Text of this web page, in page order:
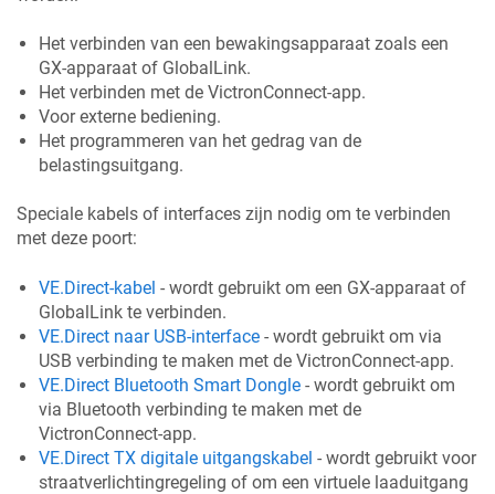
Het verbinden van een bewakingsapparaat zoals een
GX-apparaat of GlobalLink.
Het verbinden met de VictronConnect-app.
Voor externe bediening.
Het programmeren van het gedrag van de
belastingsuitgang.
Speciale kabels of interfaces zijn nodig om te verbinden
met deze poort:
VE.Direct-kabel - wordt gebruikt om een GX-apparaat of
GlobalLink te verbinden.
VE.Direct naar USB-interface - wordt gebruikt om via
USB verbinding te maken met de VictronConnect-app.
VE.Direct Bluetooth Smart Dongle - wordt gebruikt om
via Bluetooth verbinding te maken met de
VictronConnect-app.
VE.Direct TX digitale uitgangskabel - wordt gebruikt voor
straatverlichtingregeling of om een virtuele laaduitgang